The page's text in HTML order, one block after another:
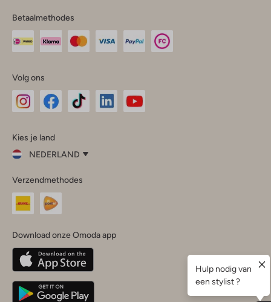
Betaalmethodes
Volg ons
InstagramFacebook
Kies je land
NEDERLAND
je
land
Nederland
Belgique(Français)
Deutschland
Verzendmethodes
Download onze Omoda app